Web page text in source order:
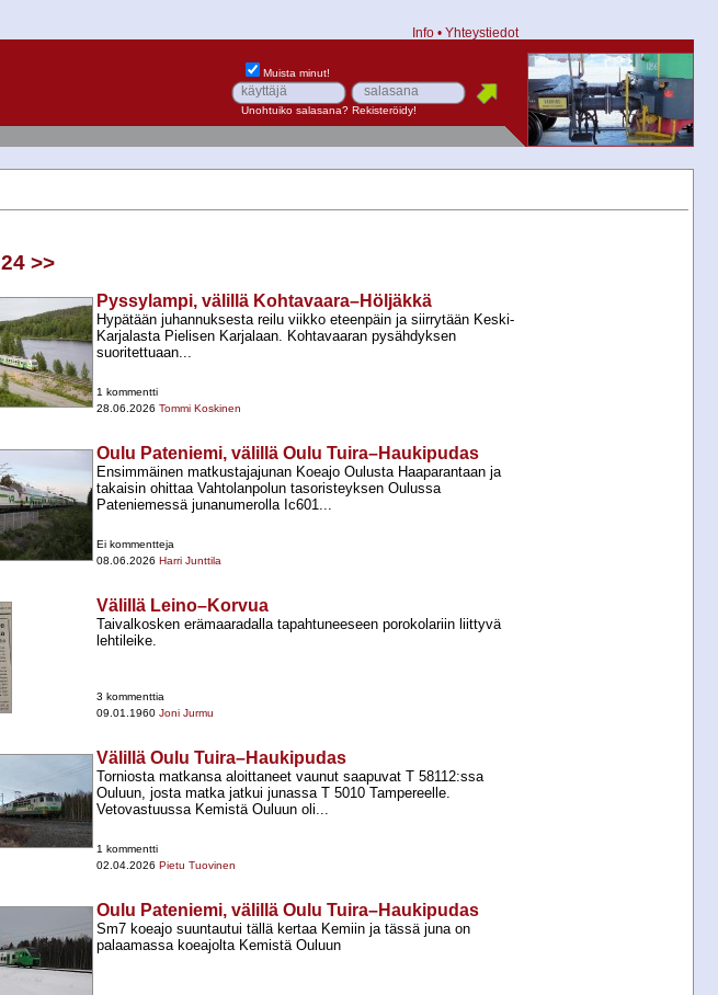
Info • Yhteystiedot
Muista minut!
Unohtuiko salasana? Rekisteröidy!
24 >>
Pyssylampi, välillä Kohtavaara–Höljäkkä
Hypätään juhannuksesta reilu viikko eteenpäin ja siirrytään Keski-​
Karjalasta Pielisen Karjalaan. Kohtavaaran pysähdyksen
suoritettuaan...
1 kommentti
28.06.2026 Tommi Koskinen
Oulu Pateniemi, välillä Oulu Tuira–Haukipudas
Ensimmäinen matkustajajunan Koeajo Oulusta Haaparantaan ja
takaisin ohittaa Vahtolanpolun tasoristeyksen Oulussa
Pateniemessä junanumerolla Ic601...
Ei kommentteja
08.06.2026 Harri Junttila
Välillä Leino–Korvua
Taivalkosken erämaaradalla tapahtuneeseen porokolariin liittyvä
lehtileike.
3 kommenttia
09.01.1960 Joni Jurmu
Välillä Oulu Tuira–Haukipudas
Torniosta matkansa aloittaneet vaunut saapuvat T 58112:ssa
Ouluun, josta matka jatkui junassa T 5010 Tampereelle.
Vetovastuussa Kemistä Ouluun oli...
1 kommentti
02.04.2026 Pietu Tuovinen
Oulu Pateniemi, välillä Oulu Tuira–Haukipudas
Sm7 koeajo suuntautui tällä kertaa Kemiin ja tässä juna on
palaamassa koeajolta Kemistä Ouluun